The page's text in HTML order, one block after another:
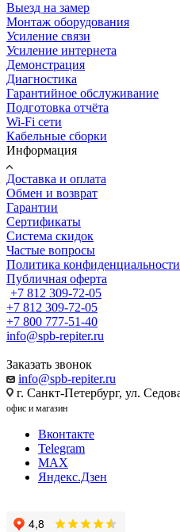
Выезд на замер
Монтаж оборудования
Усиление связи
Усиление интернета
Демонстрация
Диагностика
Гарантийное обслуживание
Подготовка отчёта
Wi-Fi сети
Кабельные сборки
Информация
Доставка и оплата
Обмен и возврат
Гарантии
Сертификаты
Система скидок
Частые вопросы
Политика конфиденциальности
Публичная оферта
+7 812 309-72-05
+7 812 309-72-05
+7 800 777-51-40
info@spb-repiter.ru
Заказать звонок
info@spb-repiter.ru
г. Санкт-Петербург, ул.
офис и магазин
Вконтакте
Telegram
MAX
Яндекс.Дзен